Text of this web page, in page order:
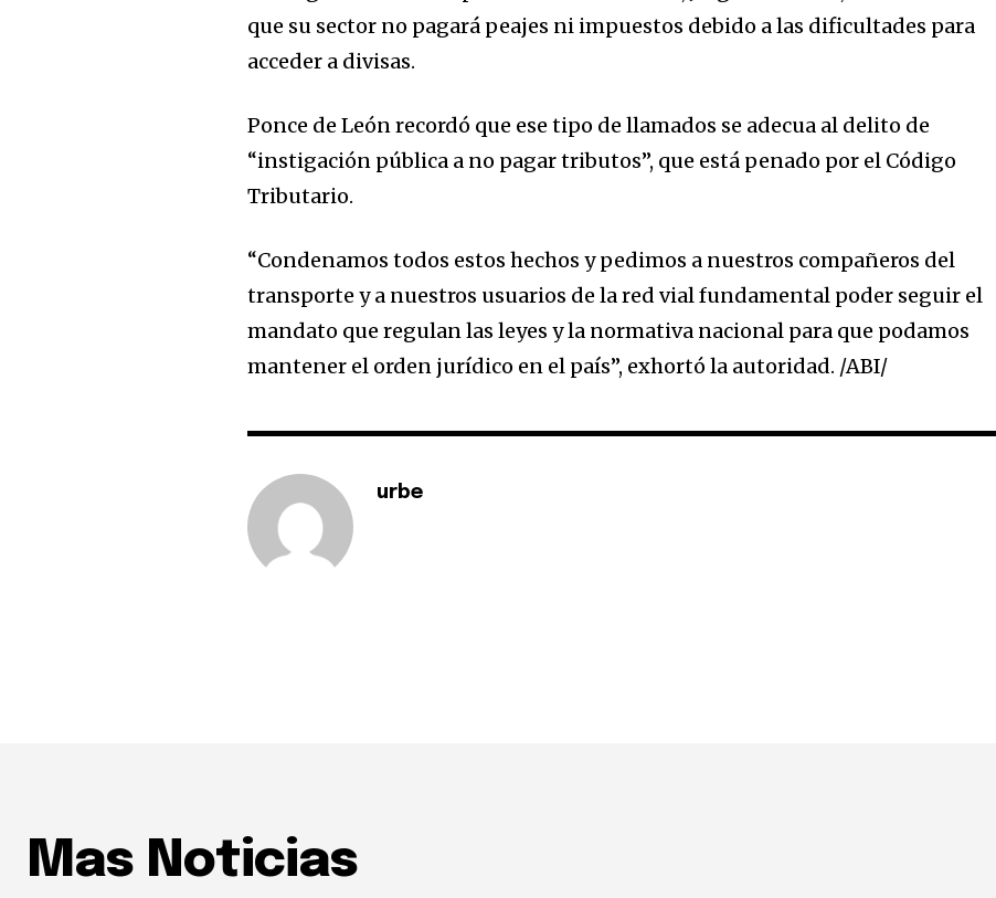
of the conversation.
the subscribe button below. Don't worry, we respect your privacy and
won't spam your inbox. Your information is safe with us.
I've read and
que su sector no pagará peajes ni impuestos debido a las dificultades para
acceder a divisas.
Ponce de León recordó que ese tipo de llamados se adecua al delito de
“instigación pública a no pagar tributos”, que está penado por el Código
Tributario.
“Condenamos todos estos hechos y pedimos a nuestros compañeros del
transporte y a nuestros usuarios de la red vial fundamental poder seguir el
mandato que regulan las leyes y la normativa nacional para que podamos
mantener el orden jurídico en el país”, exhortó la autoridad. /ABI/
urbe
Mas Noticias